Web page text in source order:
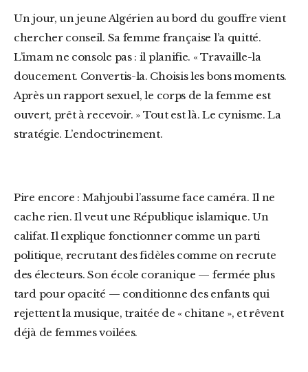
Un jour, un jeune Algérien au bord du gouffre vient
chercher conseil. Sa femme française l’a quitté.
L’imam ne console pas : il planifie. « Travaille-la
doucement. Convertis-la. Choisis les bons moments.
Après un rapport sexuel, le corps de la femme est
ouvert, prêt à recevoir. » Tout est là. Le cynisme. La
stratégie. L’endoctrinement.
Pire encore : Mahjoubi l’assume face caméra. Il ne
cache rien. Il veut une République islamique. Un
califat. Il explique fonctionner comme un parti
politique, recrutant des fidèles comme on recrute
des électeurs. Son école coranique — fermée plus
tard pour opacité — conditionne des enfants qui
rejettent la musique, traitée de « chitane », et rêvent
déjà de femmes voilées.